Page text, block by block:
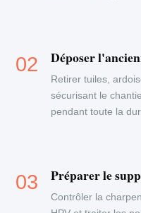
Déposer
Retirer tuiles,
sécurisant le
pendant toute la
Préparer le
Contrôler la